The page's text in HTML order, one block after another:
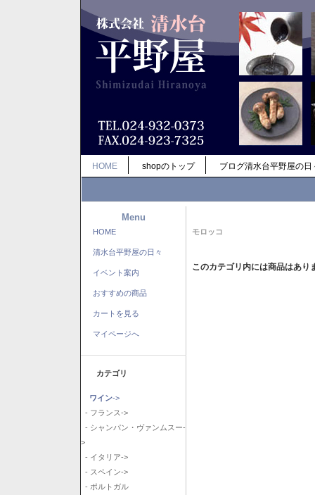
HOME shopのトップ ブログ清水台平野屋の日
Menu
HOME
清水台平野屋の日々
イベント案内
おすすめの商品
カートを見る
マイページへ
カテゴリ
ワイン->
- フランス->
- シャンパン・ヴァンムスー-
>
- イタリア->
- スペイン->
- ポルトガル
モロッコ
このカテゴリ内には商品はあり